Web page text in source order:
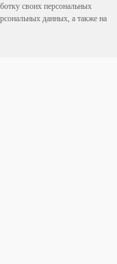
своих персональных
данных, а также на